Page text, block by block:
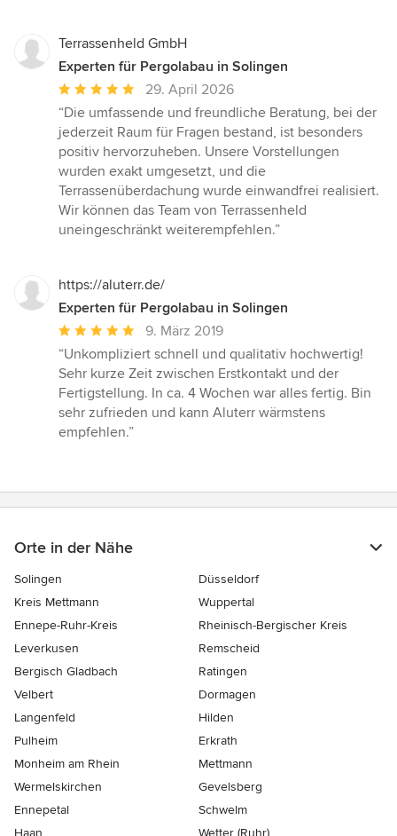
Terrassenheld GmbH
Experten für Pergolabau in Solingen
Durchschnittliche
Bewertung:
5
von
5
Sternen
29. April 2026
“Die umfassende und freundliche Beratung, bei der
jederzeit Raum für Fragen bestand, ist besonders
positiv hervorzuheben. Unsere Vorstellungen
wurden exakt umgesetzt, und die
Terrassenüberdachung wurde einwandfrei realisiert.
Wir können das Team von Terrassenheld
uneingeschränkt weiterempfehlen.”
https://aluterr.de/
Experten für Pergolabau in Solingen
Durchschnittliche
Bewertung:
5
von
5
Sternen
9. März 2019
“Unkompliziert schnell und qualitativ hochwertig!
Sehr kurze Zeit zwischen Erstkontakt und der
Fertigstellung. In ca. 4 Wochen war alles fertig. Bin
sehr zufrieden und kann Aluterr wärmstens
empfehlen.”
Orte in der Nähe
Solingen
Düsseldorf
Kreis Mettmann
Wuppertal
Ennepe-Ruhr-Kreis
Rheinisch-Bergischer Kreis
Leverkusen
Remscheid
Bergisch Gladbach
Ratingen
Velbert
Dormagen
Langenfeld
Hilden
Pulheim
Erkrath
Monheim am Rhein
Mettmann
Wermelskirchen
Gevelsberg
Ennepetal
Schwelm
Haan
Wetter (Ruhr)